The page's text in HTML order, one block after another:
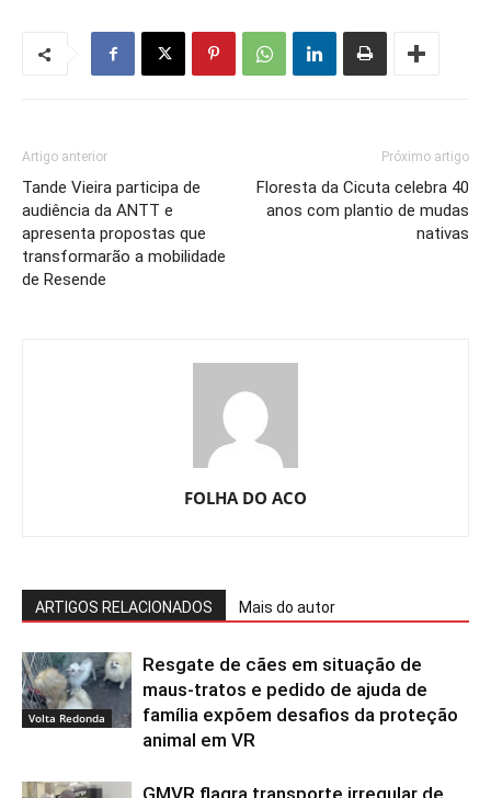
Artigo anterior
Tande Vieira participa de
audiência da ANTT e
apresenta propostas que
transformarão a mobilidade
de Resende
Próximo artigo
Floresta da Cicuta celebra 40
anos com plantio de mudas
nativas
FOLHA DO ACO
ARTIGOS RELACIONADOS Mais do autor
Volta Redonda
Resgate de cães em situação de
maus-tratos e pedido de ajuda de
família expõem desafios da proteção
animal em VR
GMVR flagra transporte irregular de